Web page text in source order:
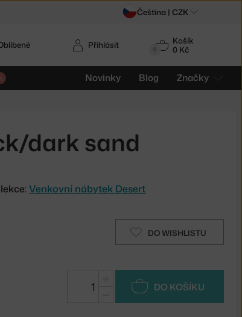
0
Košík
0 Kč
Novinky Blog Značky
Přihlásit
dark sand
Venkovní nábytek Desert
DO WISHLISTU
DO KOŠÍKU
Čeština | CZK